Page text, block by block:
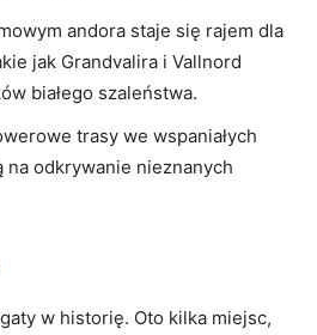
andora staje się rajem dla
jak Grandvalira i Vallnord‌
białego szaleństwa.
trasy we wspaniałych
‌na odkrywanie nieznanych
w historię. Oto kilka miejsc,